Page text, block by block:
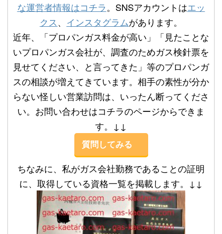
な運営者情報はコチラ。SNSアカウントはエッ
クス、 インスタグラムがあります。
近年、「プロパンガス料金が高い」「見たことな
いプロパンガス会社が、調査のためガス検針票を
見せてください、と言ってきた」等のプロパンガ
スの相談が増えてきています。相手の素性が分か
らない怪しい営業訪問は、いったん断ってくださ
い。お問い合わせはコチラのページからできま
す。↓↓
質問してみる
ちなみに、私がガス会社勤務であることの証明
に、取得している資格一覧を掲載します。↓↓